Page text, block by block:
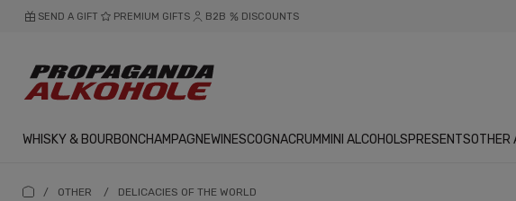
SEND A GIFT PREMIUM GIFTS B2B DISCOUNTS
WHISKY & BOURBONCHAMPAGNEWINESCOGNACRUM MINI ALCOHOLSPRESENTSOTHER
/ OTHER / DELICACIES OF THE WORLD